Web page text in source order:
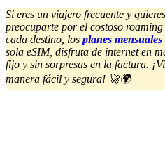
Si eres un viajero frecuente y
preocuparte por el costoso
cada destino, los planes
sola eSIM, disfruta de internet en
fijo y sin sorpresas en la factura.
manera fácil y segura! 🚀🌍